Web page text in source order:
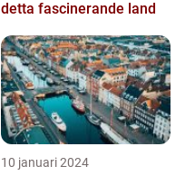
detta fascinerande land
10 januari 2024